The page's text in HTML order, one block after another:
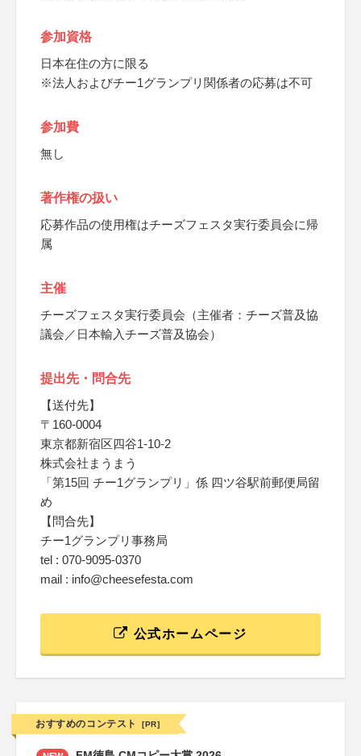
参加資格
日本在住の方に限る
※法人およびチー1グランプリ関係者の応募は不可
参加費
無し
著作権の扱い
応募作品の使用権はチーズフェスタ実行委員会に帰
属
主催
チーズフェスタ実行委員会（主催者：チーズ普及協
議会／日本輸入チーズ普及協会）
提出先・問合先
【送付先】
〒160-0004
東京都新宿区四谷1-10-2
株式会社まうまう
「第15回 チー1グランプリ」係 四ツ谷駅前郵便局留
め
【問合先】
チー1グランプリ事務局
tel : 070‐9095‐0370
mail : info@cheesefesta.com
公式ホームページ
おすすめのコンテスト [PR]